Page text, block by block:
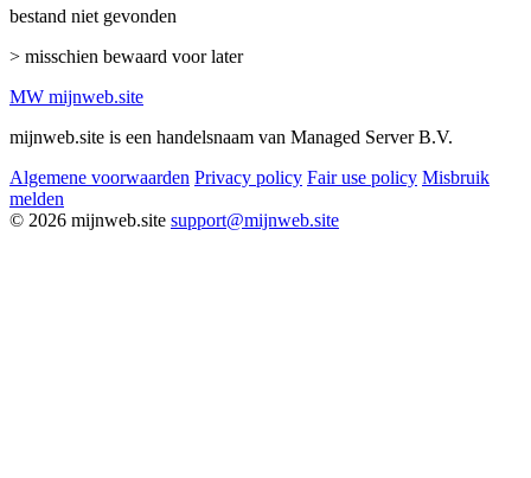
bestand niet gevonden
> misschien bewaard voor later
MW mijnweb.site
mijnweb.site is een handelsnaam van Managed Server B.V.
Algemene voorwaarden Privacy policy Fair use policy Misbruik
melden
© 2026 mijnweb.site support@mijnweb.site